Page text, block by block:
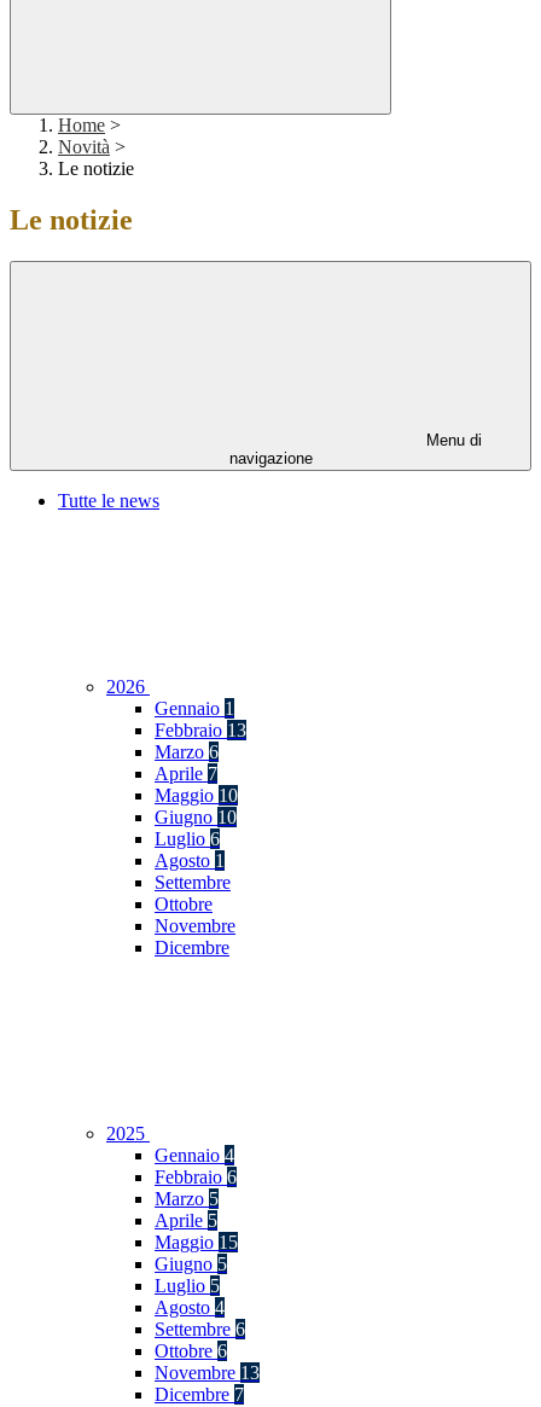
Home >
Novità >
Le notizie
Le notizie
Menu di
navigazione
Tutte le news
2026
Gennaio 1
Febbraio 13
Marzo 6
Aprile 7
Maggio 10
Giugno 10
Luglio 6
Agosto 1
Settembre
Ottobre
Novembre
Dicembre
2025
Gennaio 4
Febbraio 6
Marzo 5
Aprile 5
Maggio 15
Giugno 5
Luglio 5
Agosto 4
Settembre 6
Ottobre 6
Novembre 13
Dicembre 7